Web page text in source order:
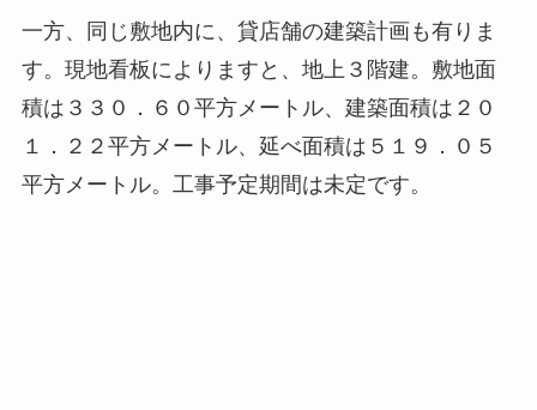
一方、同じ敷地内に、貸店舗の建築計画も有りま
す。現地看板によりますと、地上３階建。敷地面
積は３３０．６０平方メートル、建築面積は２０
１．２２平方メートル、延べ面積は５１９．０５
平方メートル。工事予定期間は未定です。